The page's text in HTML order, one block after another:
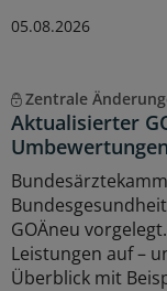
05.08.2026
Zentrale
Aktualisierter
GOÄneu
Leistungen auf –
Überblick mit